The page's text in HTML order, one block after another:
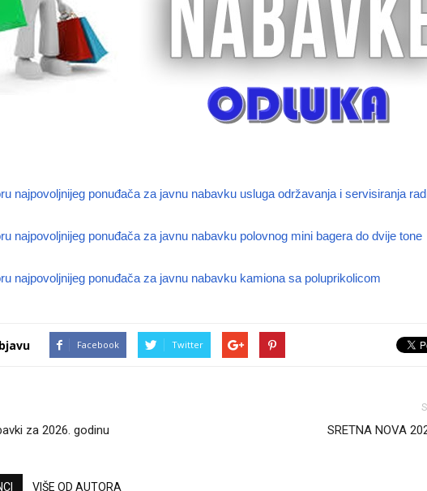
najpovoljnijeg ponuđača za javnu nabavku usluga održavanja i servisiranja
najpovoljnijeg ponuđača za javnu nabavku polovnog mini bagera do dvije tone
najpovoljnijeg ponuđača za javnu nabavku kamiona sa poluprikolicom
Facebook Twitter
za 2026. godinu SRETNA NOVA
VIŠE OD AUTORA